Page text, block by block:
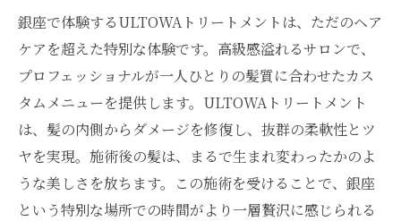
銀座で体験するULTOWAトリートメントは、ただのヘア
ケアを超えた特別な体験です。高級感溢れるサロンで、
プロフェッショナルが一人ひとりの髪質に合わせたカス
タムメニューを提供します。ULTOWAトリートメント
は、髪の内側からダメージを修復し、抜群の柔軟性とツ
ヤを実現。施術後の髪は、まるで生まれ変わったかのよ
うな美しさを放ちます。この施術を受けることで、銀座
という特別な場所での時間がより一層贅沢に感じられる